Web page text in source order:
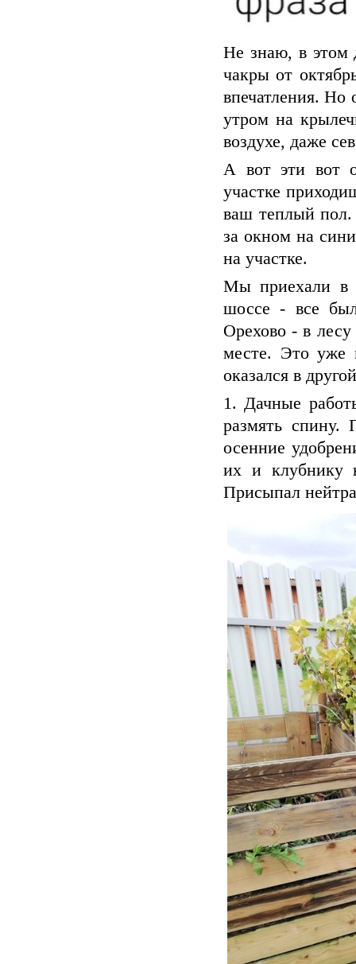
Не знаю, в этом
чакры от
впечатления.
утром на
воздухе, даже
А вот эти вот
участке
ваш теплый
за окном на
на участке.
Мы приехали в
шоссе - все
Орехово - в
месте. Это уже
оказался в
1. Дачные
размять спину.
осенние
их и клубнику
Присыпал